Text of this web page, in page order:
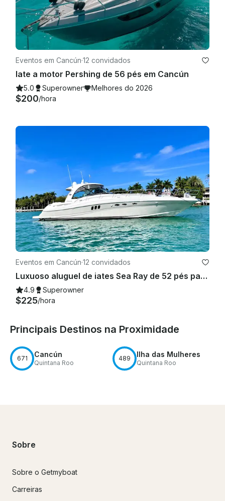
Eventos em Cancún·12 convidados
Iate a motor Pershing de 56 pés em Cancún
5.0 Superowner Melhores do 2026
$200/hora
Eventos em Cancún·12 convidados
Luxuoso aluguel de iates Sea Ray de 52 pés para 12 pessoas em Cancún
4.9 Superowner
$225/hora
Principais Destinos na Proximidade
671 Cancún
Quintana Roo
489 Ilha das Mulheres
Quintana Roo
Sobre
Sobre o Getmyboat
Carreiras